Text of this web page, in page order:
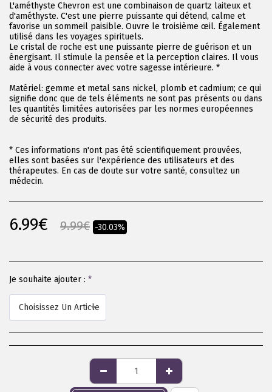
L'améthyste Chevron est une combinaison de quartz laiteux et
d'améthyste. C'est une pierre puissante qui détend, calme et
favorise un sommeil paisible. Ouvre le troisième œil. Également
utilisé dans les voyages spirituels.
Le cristal de roche est une puissante pierre de guérison et un
énergisant. Il stimule la pensée et la perception claires. Il vous
aide à vous connecter avec votre sagesse intérieure. *
Matériel: gemme et metal sans nickel, plomb et cadmium; ce qui
signifie donc que de tels éléments ne sont pas présents ou dans
les quantités limitées autorisées par les normes européennes
de sécurité des produits.
* Ces informations n'ont pas été scientifiquement prouvées,
elles sont basées sur l'expérience des utilisateurs et des
thérapeutes. En cas de doute sur votre santé, consultez un
médecin.
6.99€ 9.99€ -30.03%
Je souhaite ajouter : *
Choisissez Un Article